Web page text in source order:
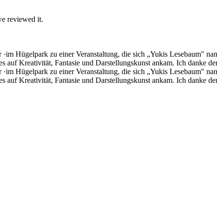
reviewed it.
Hügelpark zu einer Veranstaltung, die sich „Yukis Lesebaum"
auf Kreativität, Fantasie und Darstellungskunst ankam. Ich danke
Hügelpark zu einer Veranstaltung, die sich „Yukis Lesebaum"
auf Kreativität, Fantasie und Darstellungskunst ankam. Ich danke